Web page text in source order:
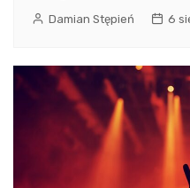
Damian Stępień 6